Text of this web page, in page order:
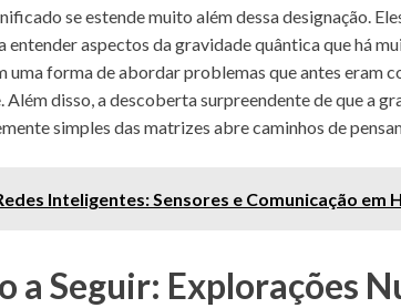
se estende muito além dessa designação.
entender aspectos da gravidade quântica que há
uma forma de abordar problemas que antes eram
disso, a descoberta surpreendente de que a
simples das matrizes abre caminhos de
Inteligentes: Sensores e Comunicação em
a Seguir: Explorações